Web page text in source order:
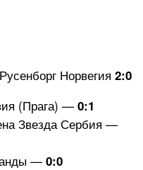
Норвегия 2:0
(Прага) — 0:1
Звезда Сербия —
— 0:0